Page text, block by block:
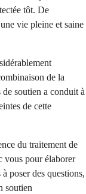
tôt. De
vie pleine et saine
de la
soutien a conduit à
de cette
du traitement de
vous pour élaborer
poser des questions,
soutien